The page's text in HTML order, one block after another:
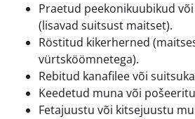
Praetud peekonikuubikud
(lisavad suitsust maitset).
Röstitud kikerherned
vürtsköömnetega).
Rebitud kanafilee või
Keedetud muna või
Fetajuustu või kitsejuustu